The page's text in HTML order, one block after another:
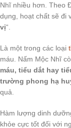
Nhĩ nhiều hơn. Theo
dụng, hoạt chất sẽ đi
vị“.
Là một trong các loại
máu. Nấm Mộc Nhĩ
máu, tiểu dắt hay
trường phong hạ
quả.
Hàm lượng dinh
khỏe cực tốt đối với